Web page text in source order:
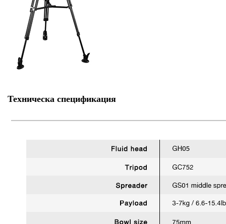
Техническа спецификация